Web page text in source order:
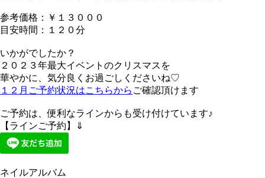
参考価格：￥１３０００
目安時間：１２０分
いかがでしたか？
２０２３年最大イベントのクリスマスを
華やかに、気分良くお過ごしくださいね♡
１２月ご予約状況はこちらから ご確認頂けます
ご予約は、便利なラインからも受け付けています♪
【ラインご予約】⇓
ネイルアルバム